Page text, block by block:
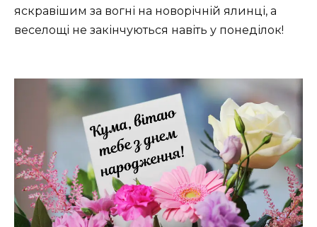
яскравішим за вогні на новорічній ялинці, а
веселощі не закінчуються навіть у понеділок!